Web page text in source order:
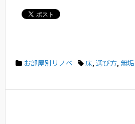
お部屋別リノベ 床, 選び方, 無垢